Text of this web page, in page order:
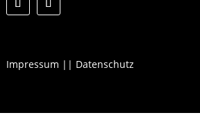
Impressum || Datenschutz